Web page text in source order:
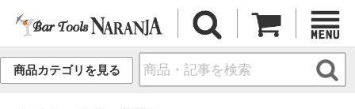
商品カテゴリを見る